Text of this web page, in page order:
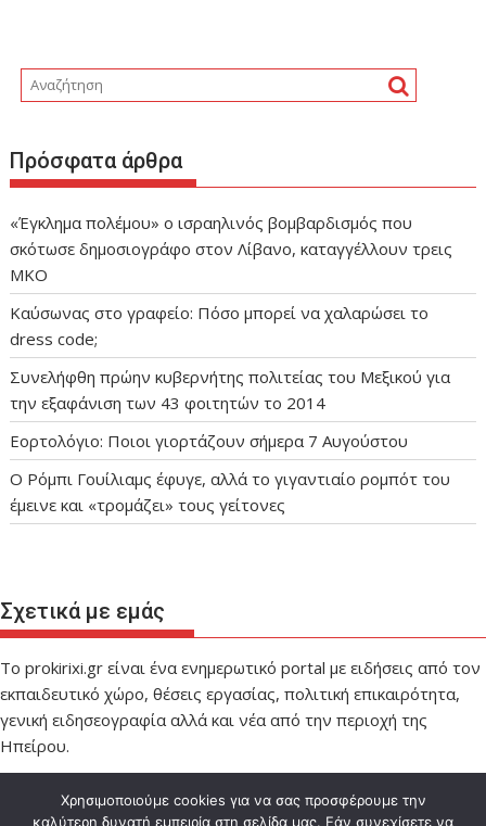
Πρόσφατα άρθρα
«Έγκλημα πολέμου» ο ισραηλινός βομβαρδισμός που
σκότωσε δημοσιογράφο στον Λίβανο, καταγγέλλουν τρεις
ΜΚΟ
Καύσωνας στο γραφείο: Πόσο μπορεί να χαλαρώσει το
dress code;
Συνελήφθη πρώην κυβερνήτης πολιτείας του Μεξικού για
την εξαφάνιση των 43 φοιτητών το 2014
Εορτολόγιο: Ποιοι γιορτάζουν σήμερα 7 Αυγούστου
Ο Ρόμπι Γουίλιαμς έφυγε, αλλά το γιγαντιαίο ρομπότ του
έμεινε και «τρομάζει» τους γείτονες
Σχετικά με εμάς
Το prokirixi.gr είναι ένα ενημερωτικό portal με ειδήσεις από τον
εκπαιδευτικό χώρο, θέσεις εργασίας, πολιτική επικαιρότητα,
γενική ειδησεογραφία αλλά και νέα από την περιοχή της
Ηπείρου.
Χρησιμοποιούμε cookies για να σας προσφέρουμε την
καλύτερη δυνατή εμπειρία στη σελίδα μας. Εάν συνεχίσετε να